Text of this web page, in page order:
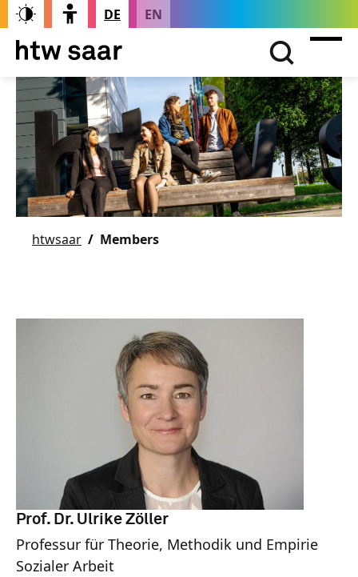
DE EN
htwsaar Members
Prof. Dr. Ulrike Zöller
Professur für Theorie, Methodik und Empirie
Sozialer Arbeit